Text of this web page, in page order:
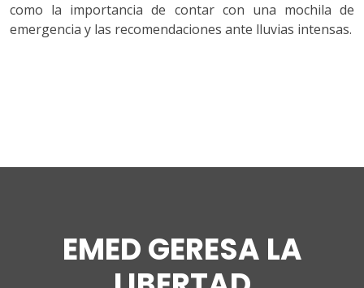
como la importancia de contar con una mochila de
emergencia y las recomendaciones ante lluvias intensas.
EMED GERESA LA